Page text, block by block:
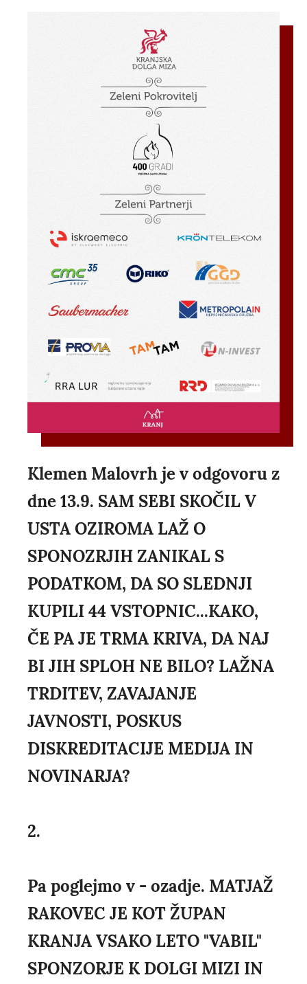
Klemen Malovrh je v odgovoru z
dne 13.9. SAM SEBI SKOČIL V
USTA OZIROMA LAŽ O
SPONOZRJIH ZANIKAL S
PODATKOM, DA SO SLEDNJI
KUPILI 44 VSTOPNIC...KAKO,
ČE PA JE TRMA KRIVA, DA NAJ
BI JIH SPLOH NE BILO? LAŽNA
TRDITEV, ZAVAJANJE
JAVNOSTI, POSKUS
DISKREDITACIJE MEDIJA IN
NOVINARJA?
2.
Pa poglejmo v - ozadje. MATJAŽ
RAKOVEC JE KOT ŽUPAN
KRANJA VSAKO LETO "VABIL"
SPONZORJE K DOLGI MIZI IN